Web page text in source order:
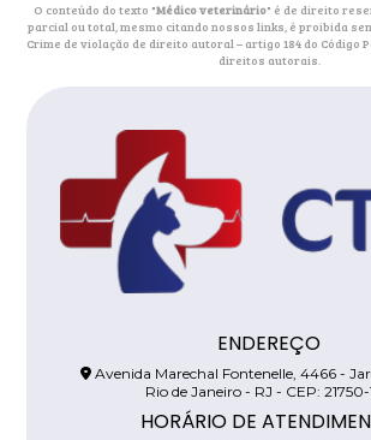
O conteúdo do texto "Médico veterinário" é de direito
parcial ou total, mesmo citando nossos links, é proibida
Crime de violação de direito autoral – artigo 184 do Código
direitos autorais.
ENDEREÇO
Avenida Marechal Fontenelle, 4466 -
Rio de Janeiro - RJ - CEP:
HORÁRIO DE